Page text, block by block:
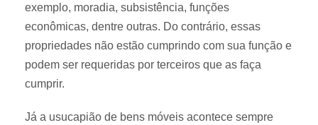
exemplo, moradia, subsistência, funções
econômicas, dentre outras. Do contrário, essas
propriedades não estão cumprindo com sua função e
podem ser requeridas por terceiros que as faça
cumprir.
Já a usucapião de bens móveis acontece sempre